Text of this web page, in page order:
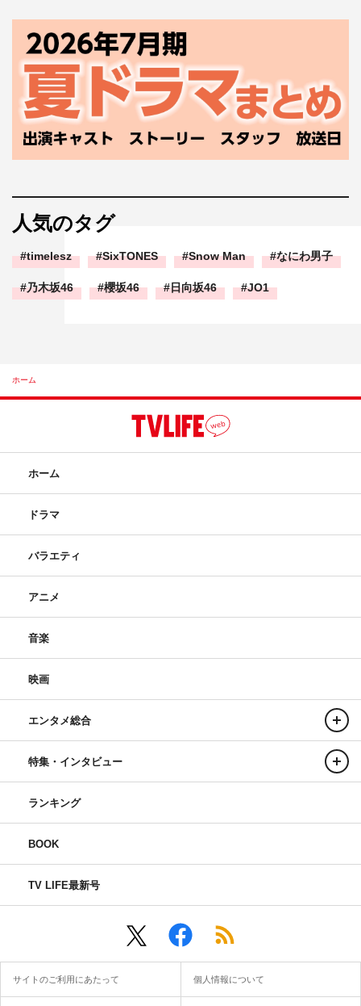
人気のタグ
timelesz SixTONES Snow Man なにわ男子
乃木坂46 櫻坂46 日向坂46 JO1
ホーム
ホーム
ドラマ
バラエティ
アニメ
音楽
映画
エンタメ総合
特集・インタビュー
ランキング
BOOK
TV LIFE最新号
サイトのご利用にあたって 個人情報について